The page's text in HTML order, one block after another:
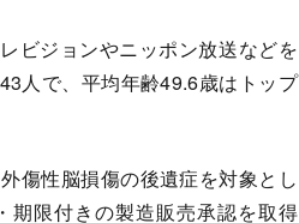
ビジョンやニッポン放送などを
人で、平均年齢49.6歳はトップ
傷性脳損傷の後遺症を対象とし
期限付きの製造販売承認を取得